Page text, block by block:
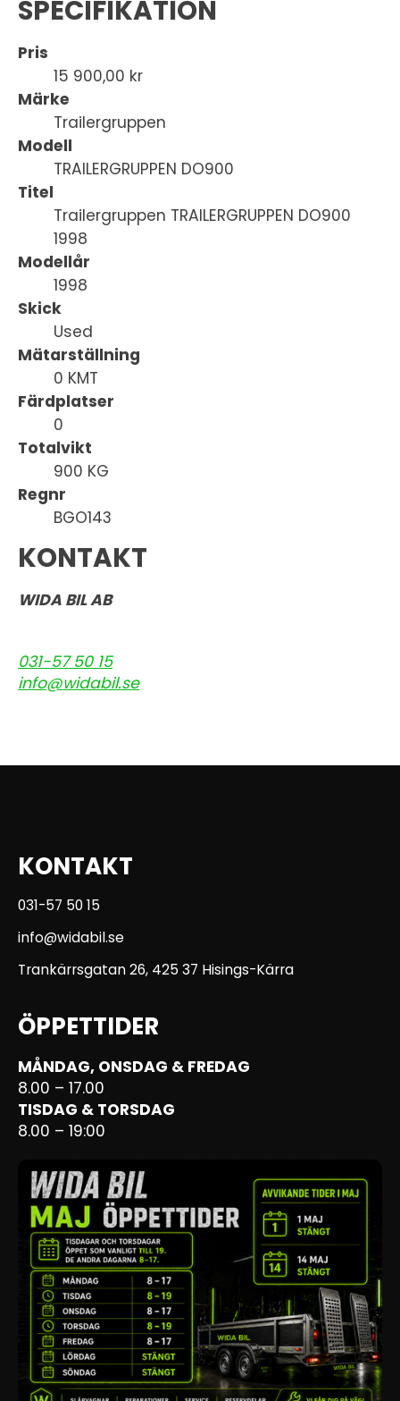
SPECIFIKATION
Pris
15 900,00 kr
Märke
Trailergruppen
Modell
TRAILERGRUPPEN DO900
Titel
Trailergruppen TRAILERGRUPPEN DO900
1998
Modellår
1998
Skick
Used
Mätarställning
0 KMT
Färdplatser
0
Totalvikt
900 KG
Regnr
BGO143
KONTAKT
WIDA BIL AB
031-57 50 15
info@widabil.se
KONTAKT
031-57 50 15
info@widabil.se
Trankärrsgatan 26, 425 37 Hisings-Kärra
ÖPPETTIDER
MÅNDAG, ONSDAG & FREDAG
8.00 – 17.00
TISDAG & TORSDAG
8.00 – 19:00